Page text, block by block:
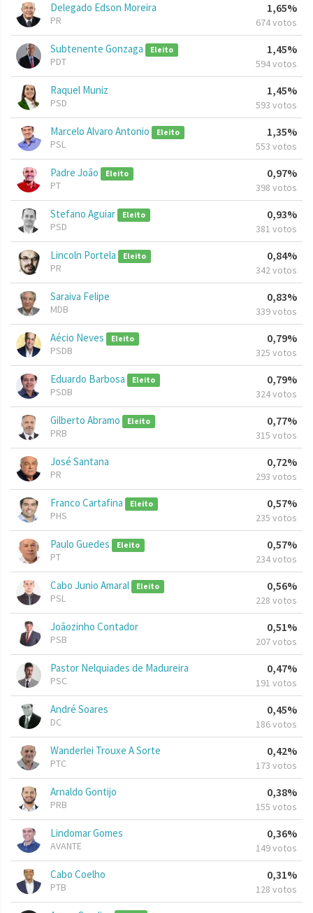
Delegado Edson Moreira
PR
1,65%
674 votos
Subtenente Gonzaga Eleito
PDT
1,45%
594 votos
Raquel Muniz
PSD
1,45%
593 votos
Marcelo Alvaro Antonio Eleito
PSL
1,35%
553 votos
Padre João Eleito
PT
0,97%
398 votos
Stefano Aguiar Eleito
PSD
0,93%
381 votos
Lincoln Portela Eleito
PR
0,84%
342 votos
Saraiva Felipe
MDB
0,83%
339 votos
Aécio Neves Eleito
PSDB
0,79%
325 votos
Eduardo Barbosa Eleito
PSDB
0,79%
324 votos
Gilberto Abramo Eleito
PRB
0,77%
315 votos
José Santana
PR
0,72%
293 votos
Franco Cartafina Eleito
PHS
0,57%
235 votos
Paulo Guedes Eleito
PT
0,57%
234 votos
Cabo Junio Amaral Eleito
PSL
0,56%
228 votos
Joãozinho Contador
PSB
0,51%
207 votos
Pastor Nelquiades de Madureira
PSC
0,47%
191 votos
André Soares
DC
0,45%
186 votos
Wanderlei Trouxe A Sorte
PTC
0,42%
173 votos
Arnaldo Gontijo
PRB
0,38%
155 votos
Lindomar Gomes
AVANTE
0,36%
149 votos
Cabo Coelho
PTB
0,31%
128 votos